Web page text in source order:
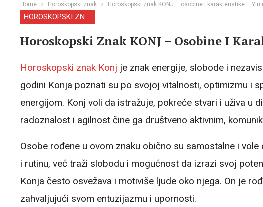
Home Horoskopski znak Horoskopski znak KONJ – osobine i karakteristike – Yin
HOROSKOPSKI ZNAK
Horoskopski Znak KONJ – Osobine I
Horoskopski znak Konj je znak energije, slobode i
godini Konja poznati su po svojoj vitalnosti, optimizmu i
energijom. Konj voli da istražuje, pokreće stvari i uživa u
radoznalost i agilnost čine ga društveno aktivnim,
Osobe rođene u ovom znaku obično su samostalne i
i rutinu, već traži slobodu i mogućnost da izrazi svoj
Konja često osvežava i motiviše ljude oko njega. On je
zahvaljujući svom entuzijazmu i upornosti.